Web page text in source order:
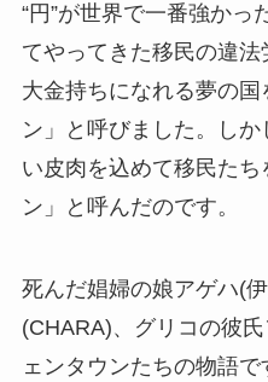
“円”が世界で一番強かっ
てやってきた移民の違
大金持ちになれる夢の
ン」と呼びました。し
い皮肉を込めて移民た
ン」と呼んだのです。
死んだ娼婦の娘アゲハ(
(CHARA)、グリコの彼
ェンタウンたちの物語